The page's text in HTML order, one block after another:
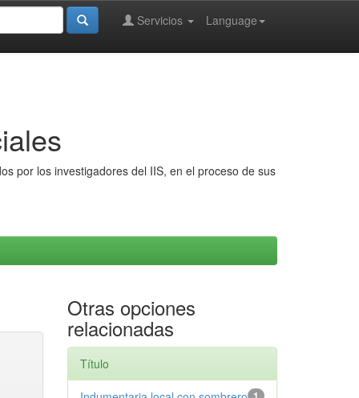
Language
Servicios
por los investigadores del IIS, en el proceso de sus
Otras opciones
relacionadas
Título